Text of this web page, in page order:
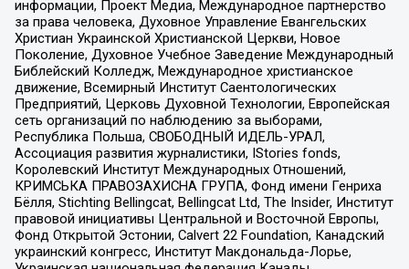
информации, Проект Медиа, Международное партнерство
за права человека, Духовное Управление Евангельских
Христиан Украинской Христианской Церкви, Новое
Поколение, Духовное Учебное Заведение Международный
Библейский Колледж, Международное христианское
движение, Всемирный Институт Саентологических
Предприятий, Церковь Духовной Технологии, Европейская
сеть организаций по наблюдению за выборами,
Республика Польша, СВОБОДНЫЙ ИДЕЛЬ-УРАЛ,
Ассоциация развития журналистики, IStories fonds,
Королевский Институт Международных Отношений,
КРИМСЬКА ПРАВОЗАХИСНА ГРУПА, Фонд имени Генриха
Бёлля, Stichting Bellingcat, Bellingcat Ltd, The Insider, Институт
правовой инициативы Центральной и Восточной Европы,
Фонд Открытой Эстонии, Calvert 22 Foundation, Канадский
украинский конгресс, Институт Макдональда-Лорье,